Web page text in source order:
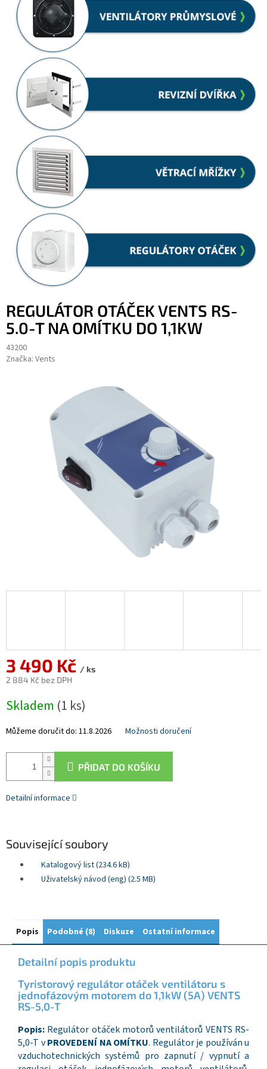
REGULÁTOR OTÁČEK VENTS RS-
5.0-T NA OMÍTKU DO 1,1KW
43200
Značka: Vents
3 490 Kč / ks
2 884 Kč bez DPH
cena:
Skladem (1 ks)
Můžeme doručit do: 11.8.2026 Možnosti doručení
PŘIDAT DO KOŠÍKU
Detailní informace
Související soubory
Katalogový list (234.6 kB)
Uživatelský návod (eng) (2.5 MB)
Popis Podobné (8) Diskuze Ostatní informace
Detailní popis produktu
Tyristorový regulátor otáček ventilátoru s
jednofázovým motorem do 1,1kW (5A) VENTS
RS-5,0-T
Popis: Regulátor otáček motorů ventilátorů VENTS RS-
5,0-T vPROVEDENÍ NA OMÍTKU. Regulátor je používán u
vzduchotechnických systémů pro zapnutí / vypnutí a